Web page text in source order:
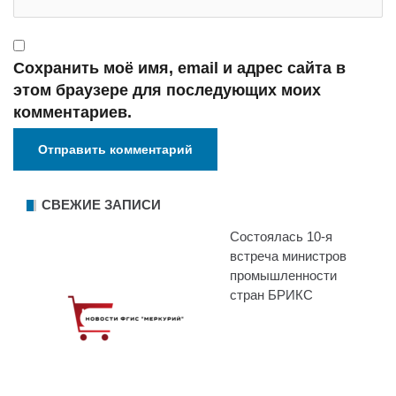
Сохранить моё имя, email и адрес сайта в
этом браузере для последующих моих
комментариев.
СВЕЖИЕ ЗАПИСИ
Состоялась 10-я
встреча министров
промышленности
стран БРИКС